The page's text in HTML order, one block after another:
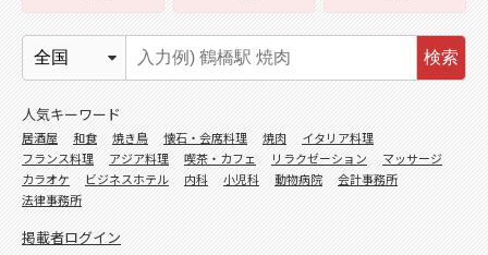
検索
人気キーワード
居酒屋 和食 焼き鳥 懐石・会席料理 焼肉
イタリア料理
フランス料理
アジア料理 喫茶・カフェ リラクゼーション
マッサージ
カラオケ
ビジネスホテル 内科 小児科 動物病院
会計事務所
法律事務所
掲載者ログイン